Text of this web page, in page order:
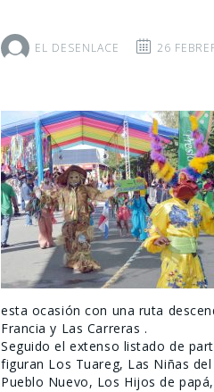
EL DESENLACE 26
esta ocasión con una ruta
Francia y Las Carreras .
Seguido el extenso listado de
figuran Los Tuareg, Las Niñas
Pueblo Nuevo, Los Hijos de